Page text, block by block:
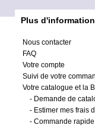
Plus
Nous contacter
FAQ
Votre compte
Suivi de votre
Votre catalogue et la
- Demande de
- Estimer mes frais
- Commande rapide